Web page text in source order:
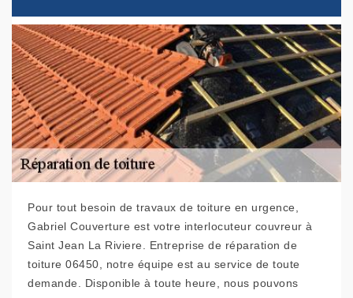
Pour tout besoin de travaux de toiture en urgence,
Gabriel Couverture est votre interlocuteur couvreur à
Saint Jean La Riviere. Entreprise de réparation de
toiture 06450, notre équipe est au service de toute
demande. Disponible à toute heure, nous pouvons